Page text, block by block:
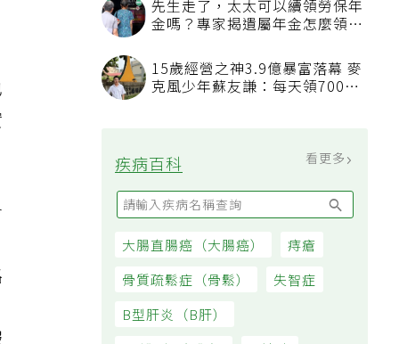
先生走了，太太可以續領勞保年
看順位還要看資格
15歲經營之神3.9億暴富落幕 麥
疾病百科